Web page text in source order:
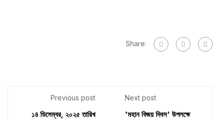
Share:
Previous post
১৪ ডিসেম্বর, ২০২৫ তারিখ
Next post
'মহান বিজয় দিবস' উপলক্ষে